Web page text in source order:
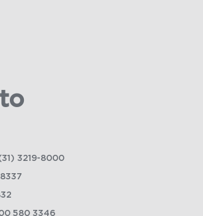
3219-8000
580 3346